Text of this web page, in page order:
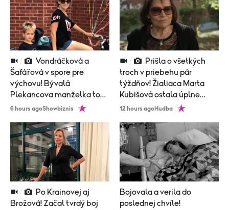
Šafářová v spore pre
výchovu! Bývalá
Plekancova manželka to
vidí inak, ako jeho súčasná!
6 hours agoShowbiznis
troch v priebehu pár
týždňov! Žialiaca Marta
Kubišová ostala úplne
sama!
12 hours agoHudba
Brožová! Začal tvrdý boj
Bojovala a verila do
poslednej chvíle!